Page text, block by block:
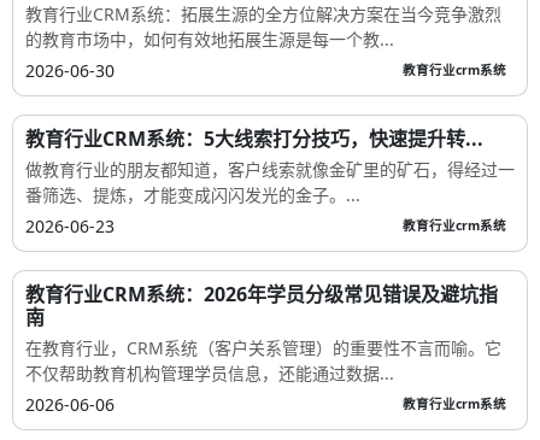
教育行业CRM系统：拓展生源的全方位解决方案在当今竞争激烈
的教育市场中，如何有效地拓展生源是每一个教...
2026-06-30
教育行业crm系统
教育行业CRM系统：5大线索打分技巧，快速提升转...
做教育行业的朋友都知道，客户线索就像金矿里的矿石，得经过一
番筛选、提炼，才能变成闪闪发光的金子。...
2026-06-23
教育行业crm系统
教育行业CRM系统：2026年学员分级常见错误及避坑指
南
在教育行业，CRM系统（客户关系管理）的重要性不言而喻。它
不仅帮助教育机构管理学员信息，还能通过数据...
2026-06-06
教育行业crm系统